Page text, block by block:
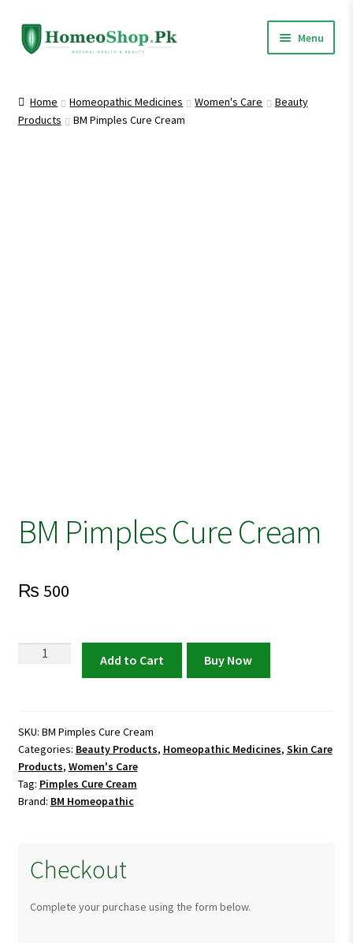
Skip
to
Skip
to
Menu
Shop All
Home Homeopathic Medicines Women's Care
Beauty
Products
BM Pimples Cure Cream
BM Pimples Cure Cream
₨ 500
quantity
Add to Cart Buy Now
SKU: BM Pimples Cure Cream
Categories: Beauty Products, Homeopathic Medicines, Skin Care
Products, Women's Care
Tag: Pimples Cure Cream
Brand: BM Homeopathic
Checkout
Complete your purchase using the form below.